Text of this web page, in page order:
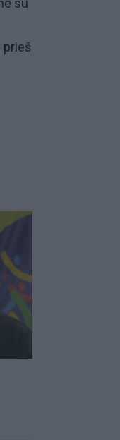
su
prieš